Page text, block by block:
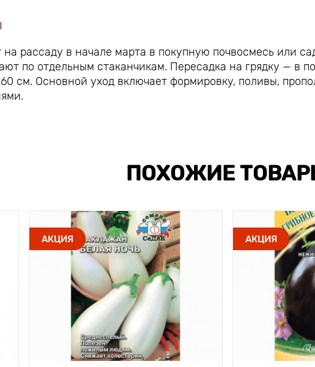
рассаду в начале марта в покупную почвосмесь или
по отдельным стаканчикам. Пересадка на грядку — в
см. Основной уход включает формировку, поливы,
ПОХОЖИЕ
АКЦИЯ АКЦИЯ